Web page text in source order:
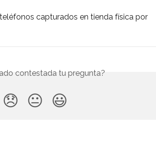
capturados en tienda física por
contestada tu pregunta?
😞 😐 😃